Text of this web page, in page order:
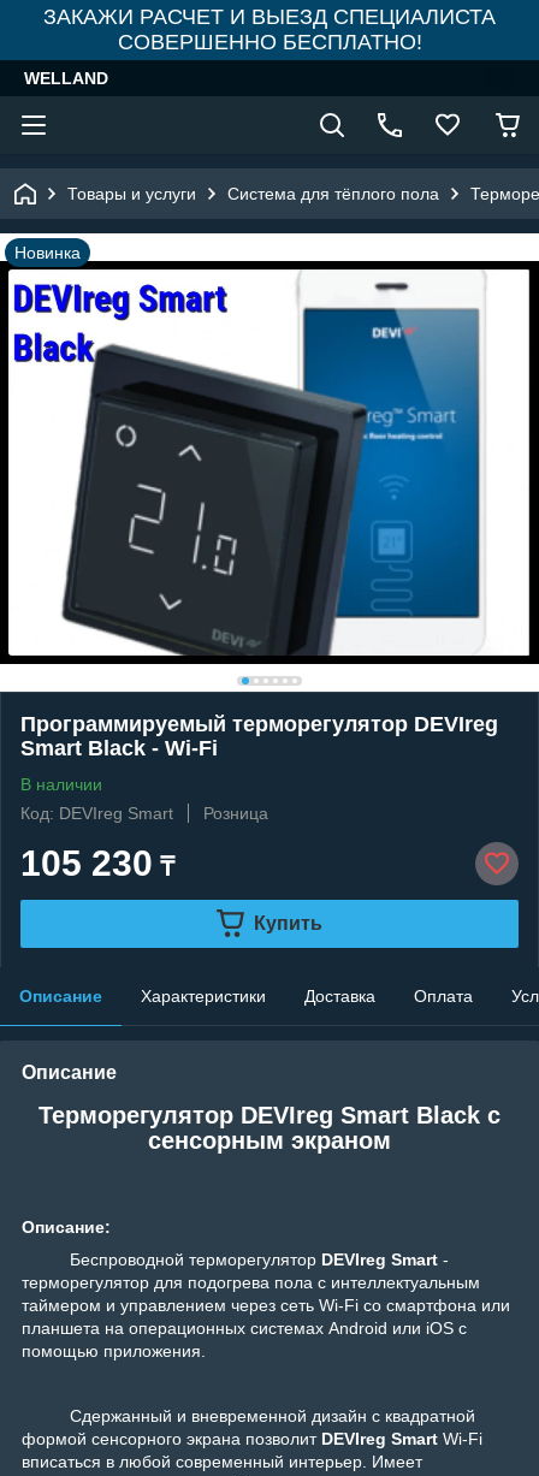
ЗАКАЖИ РАСЧЕТ И ВЫЕЗД СПЕЦИАЛИСТА
СОВЕРШЕННО БЕСПЛАТНО!
WELLAND
Товары и услуги Система для тёплого пола
Новинка
Программируемый терморегулятор DEVIreg
Smart Black - Wi-Fi
В наличии
Код: DEVIreg Smart
Розница
105 230 ₸
Купить
Описание Характеристики Доставка Оплата
Описание
Терморегулятор DEVIreg Smart Black с
сенсорным экраном
Описание:
Беспроводной терморегулятор DEVIreg Smart -
терморегулятор для подогрева пола с интеллектуальным
таймером и управлением через сеть Wi-Fi cо смартфона или
планшета на операционных системах Android или iOS с
помощью приложения.
Сдержанный и вневременной дизайн с квадратной
формой сенсорного экрана позволит DEVIreg Smart Wi-Fi
вписаться в любой современный интерьер. Имеет